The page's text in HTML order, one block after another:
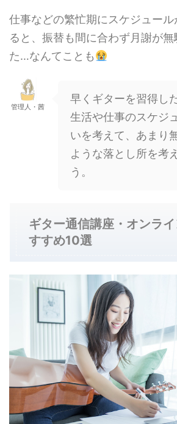
仕事などの繁忙期にスケジュール
ると、振替も間に合わず月謝が
た…なんてことも
管理人・茜
早くギターを習得し
生活や仕事のスケジ
いを考えて、あまり
ような落とし所を考
う。
ギター通信講座・オンラ
すすめ10選